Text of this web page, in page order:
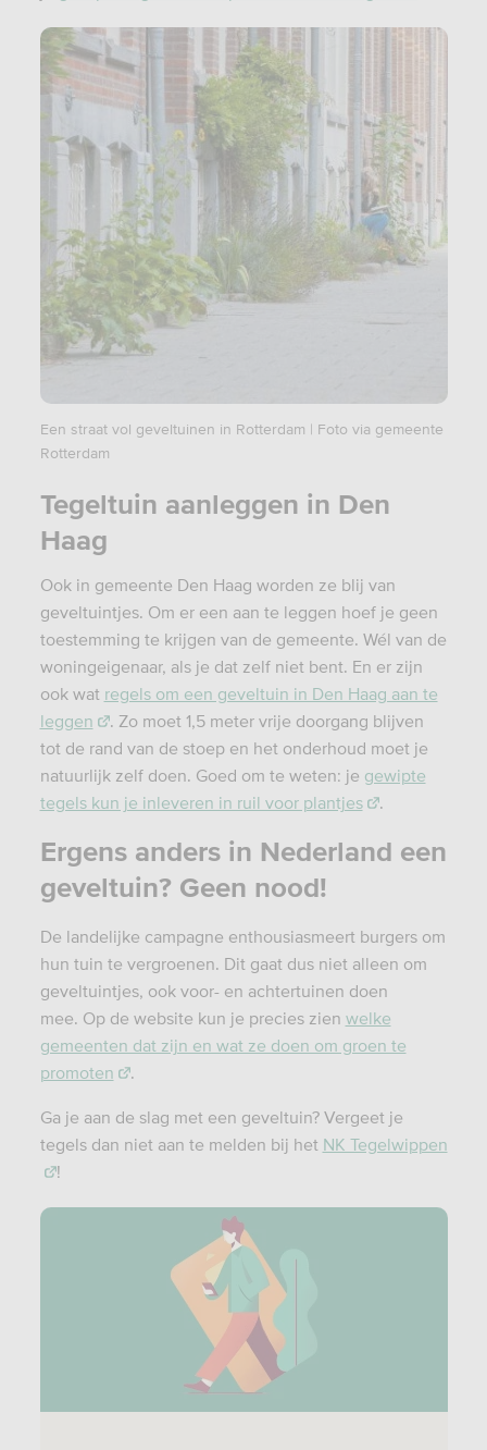
Een straat vol geveltuinen in Rotterdam | Foto via gemeente
Rotterdam
Tegeltuin aanleggen in Den
Haag
Ook in gemeente Den Haag worden ze blij van
geveltuintjes. Om er een aan te leggen hoef je geen
toestemming te krijgen van de gemeente. Wél van de
woningeigenaar, als je dat zelf niet bent. En er zijn
ook wat regels om een geveltuin in Den Haag aan te
leggen
. Zo moet 1,5 meter vrije doorgang blijven
tot de rand van de stoep en het onderhoud moet je
natuurlijk zelf doen. Goed om te weten: je gewipte
tegels kun je inleveren in ruil voor plantjes
.
Ergens anders in Nederland een
geveltuin? Geen nood!
De landelijke campagne enthousiasmeert burgers om
hun tuin te vergroenen. Dit gaat dus niet alleen om
geveltuintjes, ook voor- en achtertuinen doen
mee. Op de website kun je precies zien welke
gemeenten dat zijn en wat ze doen om groen te
promoten
.
Ga je aan de slag met een geveltuin? Vergeet je
tegels dan niet aan te melden bij het NK Tegelwippen
!